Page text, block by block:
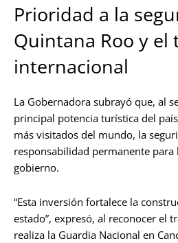
Prioridad a la
Quintana Roo y el
internacional
La Gobernadora subrayó que, al
principal potencia turística del
más visitados del mundo, la
responsabilidad permanente para
gobierno.
“Esta inversión fortalece la
estado”, expresó, al reconocer el
realiza la Guardia Nacional en